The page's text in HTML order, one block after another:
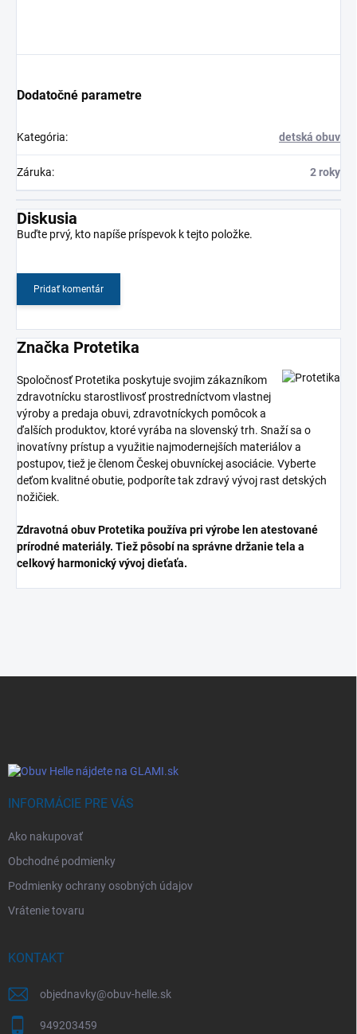
Dodatočné parametre
Kategória: detská obuv
Záruka: 2 roky
Diskusia
Buďte prvý, kto napíše príspevok k tejto položke.
Pridať komentár
Značka Protetika
Spoločnosť Protetika poskytuje svojim zákazníkom
zdravotnícku starostlivosť prostredníctvom vlastnej
výroby a predaja obuvi, zdravotníckych pomôcok a
ďalších produktov, ktoré vyrába na slovenský trh. Snaží sa o
inovatívny prístup a využitie najmodernejších materiálov a
postupov, tiež je členom Českej obuvníckej asociácie. Vyberte
deťom kvalitné obutie, podporíte tak zdravý vývoj rast detských
nožičiek.
Zdravotná obuv Protetika používa pri výrobe len atestované
prírodné materiály. Tiež pôsobí na správne držanie tela a
celkový harmonický vývoj dieťaťa.
INFORMÁCIE PRE VÁS
Ako nakupovať
Obchodné podmienky
Podmienky ochrany osobných údajov
Vrátenie tovaru
KONTAKT
objednavky@obuv-helle.sk
949203459